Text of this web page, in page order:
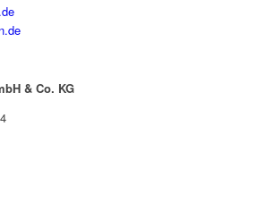
& Co. KG